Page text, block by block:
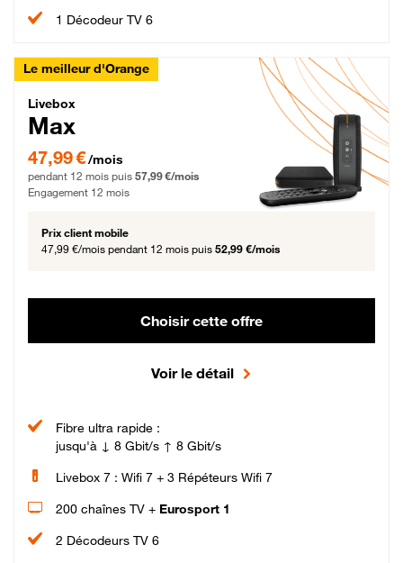
1 Décodeur TV 6
Le meilleur d'Orange
Livebox Max Fibre
Livebox
Max
47,99 € par mois pendant 12 mois puis 57,99 € par mois, Engagement 12 mois
47,99 €/mois
pendant 12 mois puis 57,99 €/mois
Engagement 12 mois
Prix client mobile
47,99 €/mois pendant 12 mois puis 52,99 €/mois
Choisir cette offre
Voir le détail
Fibre ultra rapide :
jusqu'à ↓ 8 Gbit/s ↑ 8 Gbit/s
Livebox 7 : Wifi 7 + 3 Répéteurs Wifi 7
200 chaînes TV + Eurosport 1
2 Décodeurs TV 6